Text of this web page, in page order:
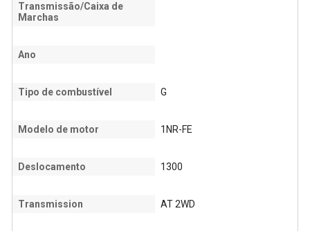
Transmissão/Caixa de
Marchas
Ano
Tipo de combustível G
Modelo de motor 1NR-FE
Deslocamento 1300
Transmission AT 2WD